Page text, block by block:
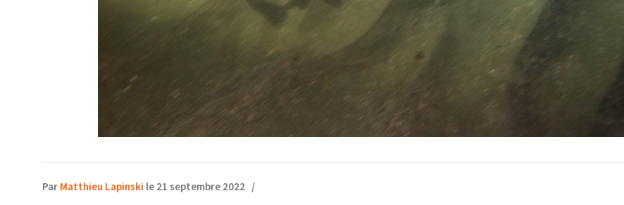
Par Matthieu Lapinski le 21 septembre 2022 /